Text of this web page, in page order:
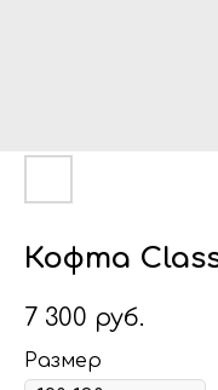
Кофта
7 300 руб.
Размер